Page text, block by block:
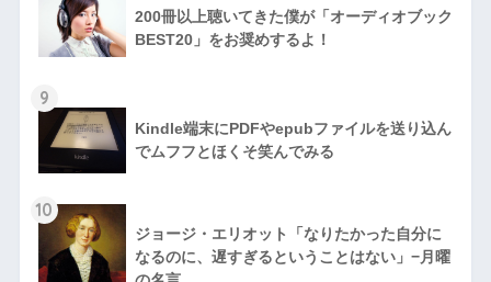
200冊以上聴いてきた僕が「オーディオブック
BEST20」をお奨めするよ！
9
Kindle端末にPDFやepubファイルを送り込ん
でムフフとほくそ笑んでみる
10
ジョージ・エリオット「なりたかった自分に
なるのに、遅すぎるということはない」−月曜